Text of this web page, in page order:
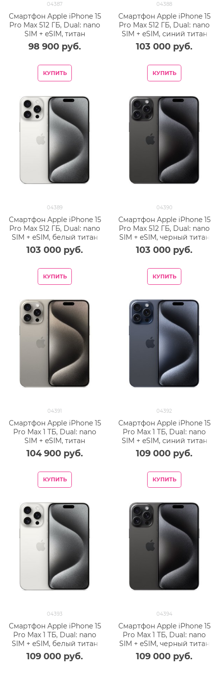
04387
Смартфон Apple iPhone 15
Pro Max 512 ГБ, Dual: nano
SIM + eSIM, титан
98 900 руб.
КУПИТЬ
04388
Смартфон Apple iPhone 15
Pro Max 512 ГБ, Dual: nano
SIM + eSIM, синий титан
103 000 руб.
КУПИТЬ
04389
Смартфон Apple iPhone 15
Pro Max 512 ГБ, Dual: nano
SIM + eSIM, белый титан
103 000 руб.
КУПИТЬ
04390
Смартфон Apple iPhone 15
Pro Max 512 ГБ, Dual: nano
SIM + eSIM, черный титан
103 000 руб.
КУПИТЬ
04391
Смартфон Apple iPhone 15
Pro Max 1 ТБ, Dual: nano
SIM + eSIM, титан
104 900 руб.
КУПИТЬ
04392
Смартфон Apple iPhone 15
Pro Max 1 ТБ, Dual: nano
SIM + eSIM, синий титан
109 000 руб.
КУПИТЬ
04393
Смартфон Apple iPhone 15
Pro Max 1 ТБ, Dual: nano
SIM + eSIM, белый титан
109 000 руб.
04394
Смартфон Apple iPhone 15
Pro Max 1 ТБ, Dual: nano
SIM + eSIM, черный титан
109 000 руб.